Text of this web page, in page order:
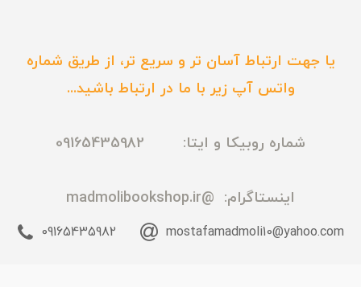
یا جهت ارتباط آسان تر و سریع تر، از طریق شماره
واتس آپ زیر با ما در ارتباط باشید...
شماره روبیکا و ایتا: 09165435982
اینستاگرام: @madmolibookshop.ir
mostafamadmoli10@yahoo.com
09165435982